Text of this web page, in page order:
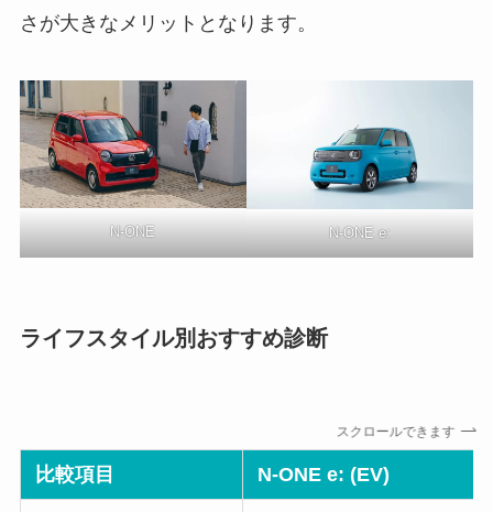
さが大きなメリットとなります。
N-ONE N-ONE e:
ライフスタイル別おすすめ診断
スクロールできます
比較項目 N-ONE e: (EV)